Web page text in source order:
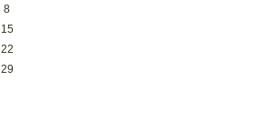
8
15
22
29